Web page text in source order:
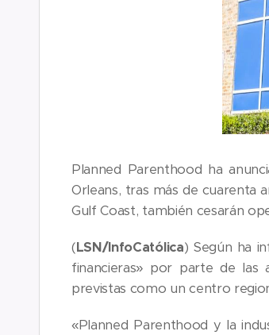
Planned Parenthood ha
Orleans, tras más de cuarenta
Gulf Coast, también cesarán
(LSN/InfoCatólica) Según ha
financieras» por parte de las
previstas como un centro
«Planned Parenthood y la